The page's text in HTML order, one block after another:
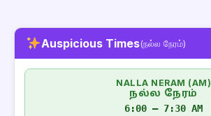
Auspicious Times(நல்ல நேரம்)
NALLA NERAM (AM)
நல்ல நேரம்
6:00 – 7:30 AM